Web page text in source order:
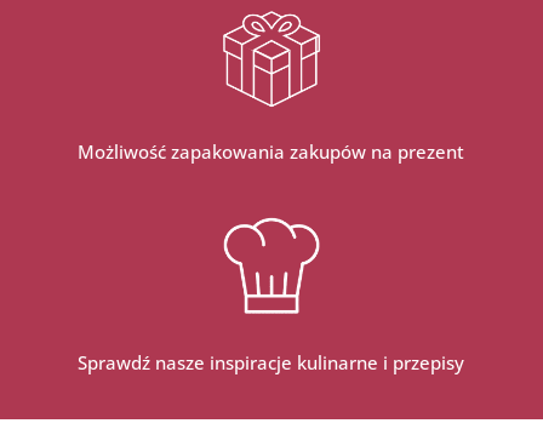
Możliwość zapakowania zakupów na prezent
Sprawdź nasze inspiracje kulinarne i przepisy